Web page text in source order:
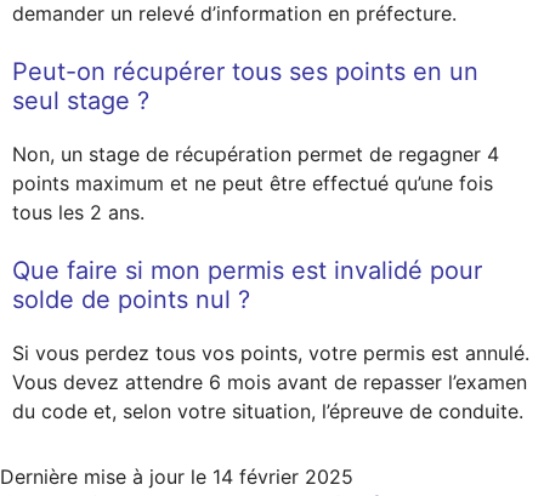
demander un relevé d’information en préfecture.
Peut-on récupérer tous ses points en un
seul stage ?
Non, un stage de récupération permet de regagner 4
points maximum et ne peut être effectué qu’une fois
tous les 2 ans.
Que faire si mon permis est invalidé pour
solde de points nul ?
Si vous perdez tous vos points, votre permis est annulé.
Vous devez attendre 6 mois avant de repasser l’examen
du code et, selon votre situation, l’épreuve de conduite.
Dernière mise à jour le 14 février 2025